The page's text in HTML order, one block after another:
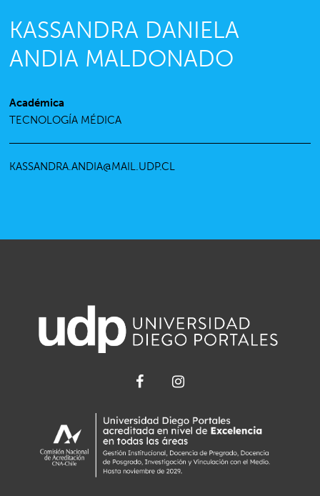
KASSANDRA DANIELA
ANDIA MALDONADO
Académica
TECNOLOGÍA MÉDICA
KASSANDRA.ANDIA@MAIL.UDP.CL